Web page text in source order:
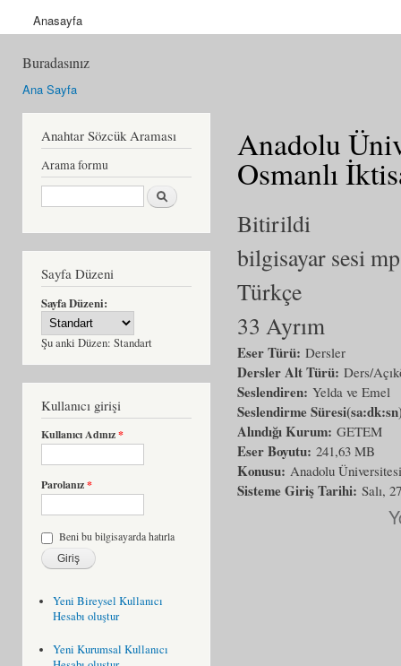
Anasayfa
Buradasınız
Ana Sayfa
Anahtar Sözcük Araması
Arama formu
Ara
Sayfa Düzeni
Sayfa Düzeni:
Şu anki Düzen: Standart
Kullanıcı girişi
Kullanıcı Adınız*
Parolanız*
Beni bu bilgisayarda hatırla
Yeni Bireysel Kullanıcı
Hesabı oluştur
Yeni Kurumsal Kullanıcı
Anadolu
Osmanlı
Bitirildi
bilgisayar sesi
Türkçe
33 Ayrım
Eser Türü: Dersler
Dersler Alt Türü: Ders/
Seslendiren: Yelda ve Emel
Seslendirme
Alındığı Kurum: GETEM
Eser Boyutu: 241,63 MB
Konusu: Anadolu
Sisteme Giriş Tarihi: Salı,